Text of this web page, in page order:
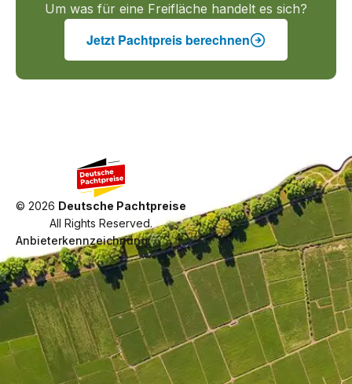
Um was für eine Freifläche handelt es sich?
Jetzt Pachtpreis berechnen
© 2026 Deutsche Pachtpreise
All Rights Reserved.
Anbieterkennzeichnung